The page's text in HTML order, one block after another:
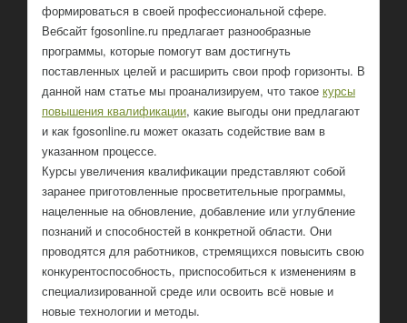
формироваться в своей профессиональной сфере.
Вебсайт fgosonline.ru предлагает разнообразные
программы, которые помогут вам достигнуть
поставленных целей и расширить свои проф горизонты. В
данной нам статье мы проанализируем, что такое курсы
повышения квалификации, какие выгоды они предлагают
и как fgosonline.ru может оказать содействие вам в
указанном процессе.
Курсы увеличения квалификации представляют собой
заранее приготовленные просветительные программы,
нацеленные на обновление, добавление или углубление
познаний и способностей в конкретной области. Они
проводятся для работников, стремящихся повысить свою
конкурентоспособность, приспособиться к изменениям в
специализированной среде или освоить всё новые и
новые технологии и методы.